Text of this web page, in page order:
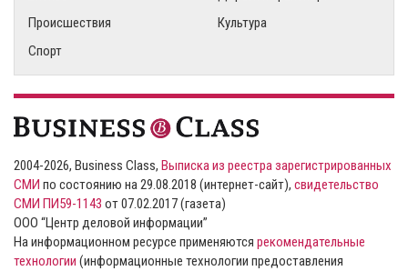
Происшествия
Культура
Спорт
2004-2026, Business Class, Выписка из реестра зарегистрированных
СМИ по состоянию на 29.08.2018 (интернет-сайт), свидетельство
СМИ ПИ59-1143 от 07.02.2017 (газета)
ООО “Центр деловой информации”
На информационном ресурсе применяются рекомендательные
технологии (информационные технологии предоставления